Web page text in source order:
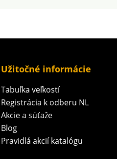
Užitočné informácie
Tabuľka veľkostí
Registrácia k odberu NL
Akcie a súťaže
Blog
Pravidlá akcií katalógu